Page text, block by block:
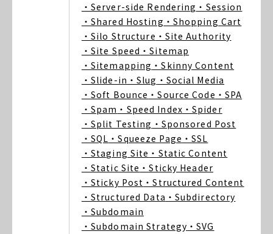
・Server-side Rendering ・Session
・Shared Hosting ・Shopping Cart
・Silo Structure ・Site Authority
・Site Speed ・Sitemap
・Sitemapping ・Skinny Content
・Slide-in ・Slug ・Social Media
・Soft Bounce ・Source Code ・SPA
・Spam ・Speed Index ・Spider
・Split Testing ・Sponsored Post
・SQL ・Squeeze Page ・SSL
・Staging Site ・Static Content
・Static Site ・Sticky Header
・Sticky Post ・Structured Content
・Structured Data ・Subdirectory
・Subdomain
・Subdomain Strategy ・SVG